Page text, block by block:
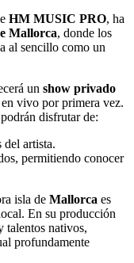
HM MUSIC PRO, ha
Mallorca, donde los
al sencillo como un
un show privado
vivo por primera vez.
disfrutar de:
del artista.
permitiendo conocer
isla de Mallorca es
En su producción
talentos nativos,
profundamente